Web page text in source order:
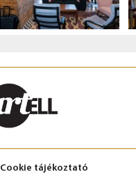
Cookie tájékoztató